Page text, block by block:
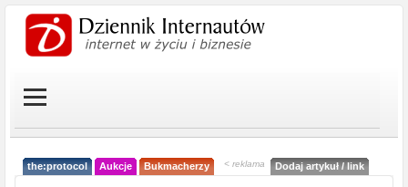
the:protocol Aukcje Bukmacherzy < reklama Dodaj artykuł / link